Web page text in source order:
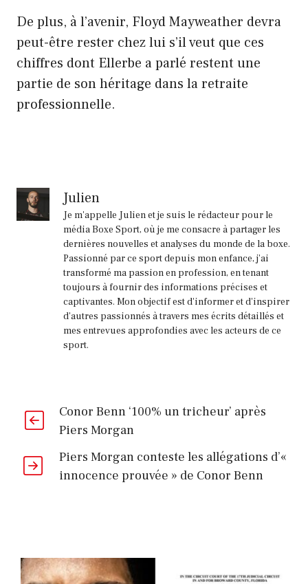
De plus, à l’avenir, Floyd Mayweather devra
peut-être rester chez lui s’il veut que ces
chiffres dont Ellerbe a parlé restent une
partie de son héritage dans la retraite
professionnelle.
Julien
Je m'appelle Julien et je suis le rédacteur pour le
média Boxe Sport, où je me consacre à partager les
dernières nouvelles et analyses du monde de la boxe.
Passionné par ce sport depuis mon enfance, j'ai
transformé ma passion en profession, en tenant
toujours à fournir des informations précises et
captivantes. Mon objectif est d'informer et d'inspirer
d'autres passionnés à travers mes écrits détaillés et
mes entrevues approfondies avec les acteurs de ce
sport.
Conor Benn ‘100% un tricheur’ après
Piers Morgan
Piers Morgan conteste les allégations d’«
innocence prouvée » de Conor Benn